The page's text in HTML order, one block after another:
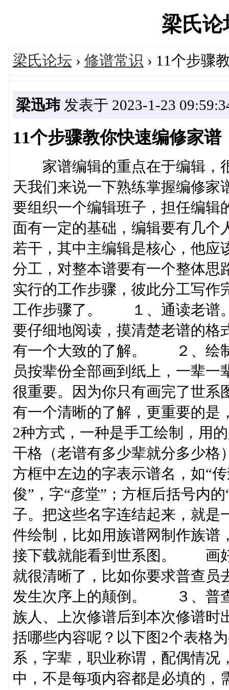
梁氏
梁氏论坛 › 修谱常识 › 11个步骤
梁迅玮发表于 2023-1-23
11个步骤教你快速编修家谱
家谱编辑的重点在于编辑，
天我们来说一下熟练掌握编修
要组织一个编辑班子，担任编辑
面有一定的基础，编辑要有几个
若干，其中主编辑是核心，他应
分工，对整本谱要有一个整体思
实行的工作步骤，彼此分工写作
工作步骤了。 １、通读老谱
要仔细地阅读，摸清楚老谱的格
有一个大致的了解。 ２、绘
员按辈份全部画到纸上，一辈
很重要。因为你只有画完了世系
有一个清晰的了解，更重要的
2种方式，一种是手工绘制，用
干格（老谱有多少辈就分多少格
方框中左边的字表示谱名，如“
俊”，字“彦堂”；方框后括号内
子。把这些名字连结起来，就
件绘制，比如用族谱网制作族谱
接下载就能看到世系图。 画好
就很清晰了，比如你要求普查
发生次序上的颠倒。 ３、普
族人、上次修谱后到本次修谱时
括哪些内容呢？以下图2个表格
系，字辈，职业称谓，配偶情
中，不是每项内容都是必填的，